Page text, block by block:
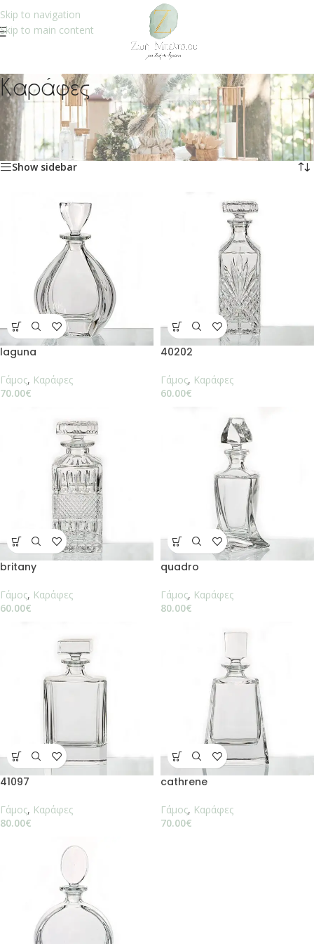
Skip to navigation
Skip to main content
Καράφες
Αρχική σελίδα/Γάμος
Καράφες
Προβάλλονται όλα - 7 αποτελέσματα
Show sidebar
laguna
Γάμος, Καράφες
70.00€
40202
Γάμος, Καράφες
60.00€
britany
Γάμος, Καράφες
60.00€
quadro
Γάμος, Καράφες
80.00€
41097
Γάμος, Καράφες
80.00€
cathrene
Γάμος, Καράφες
70.00€